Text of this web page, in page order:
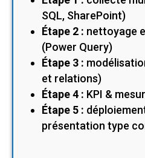
SQL, SharePoint)
Étape 2 : nettoyage
(Power Query)
Étape 3 :
et relations)
Étape 4 : KPI &
Étape 5 :
présentation type